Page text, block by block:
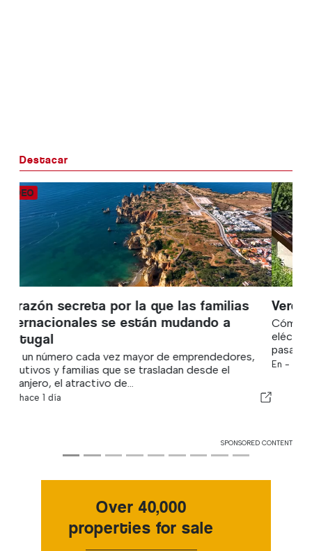
Destacar
Verdadera independencia energética
Cómo una vivienda del Algarve redujo su factura
eléctrica mensual de 600 € a tan solo 60 €, y ahora
pasa la mayor parte de...
En - hace 11 horas
SPONSORED CONTENT
Over 40,000
properties for sale